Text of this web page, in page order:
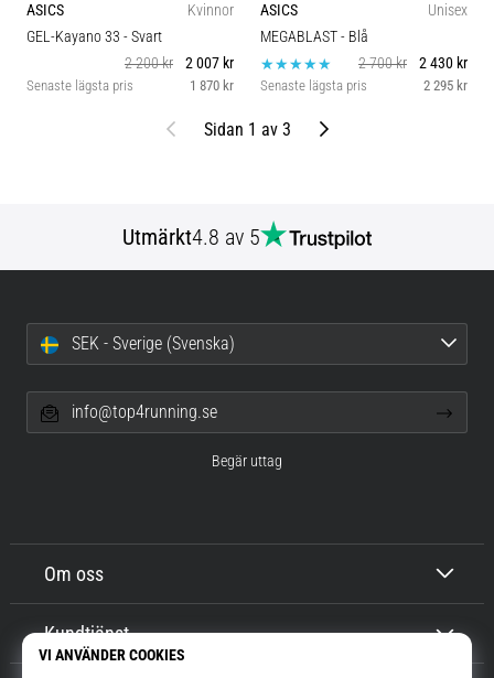
ASICS
Kvinnor
GEL-Kayano 33 - Svart
2 200 kr
2 007 kr
Senaste lägsta pris 1 870 kr
ASICS
Unisex
MEGABLAST- Blå
2 700 kr
2 430 kr
Senaste lägsta pris 2 295 kr
Föregående
Sidan 1 av 3 Nästa
Utmärkt4.8 av 5
Om oss
Kundtjänst
SEK - Sverige (Svenska)
info@top4running.se
Begär uttag